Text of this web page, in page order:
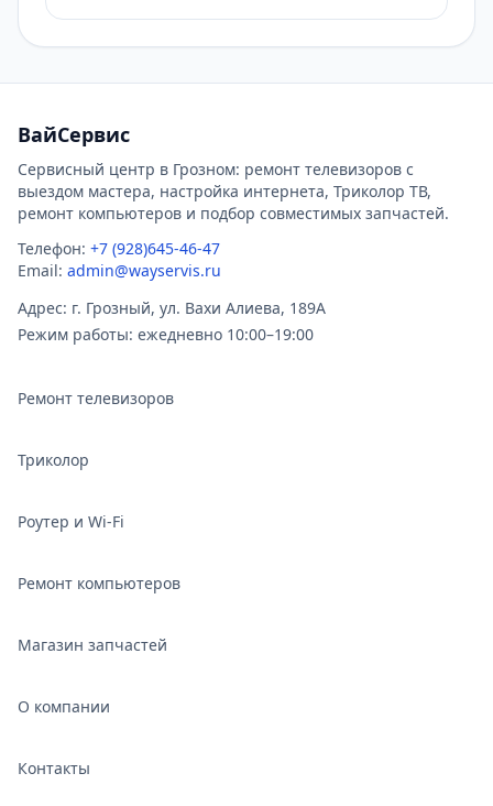
ВайСервис
Сервисный центр в Грозном: ремонт телевизоров с
выездом мастера, настройка интернета, Триколор ТВ,
ремонт компьютеров и подбор совместимых запчастей.
Телефон: +7 (928)645-46-47
Email: admin@wayservis.ru
Адрес: г. Грозный, ул. Вахи Алиева, 189А
Режим работы: ежедневно 10:00–19:00
Ремонт телевизоров
Триколор
Роутер и Wi‑Fi
Ремонт компьютеров
Магазин запчастей
О компании
Контакты